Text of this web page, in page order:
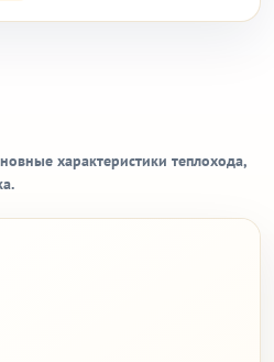
характеристики теплохода,